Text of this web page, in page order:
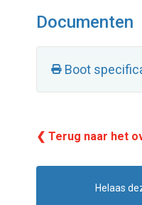
Documenten
Boot
❮ Terug naar het
Helaas